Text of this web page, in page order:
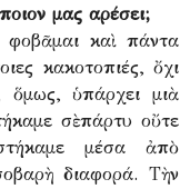
μας αρέσει;
καὶ πάντα
κακοτοπιές, ὄχι
ὅμως, ὑπάρχει μιὰ
σὲ πάρτυ οὔτε
μέσα ἀπὸ
διαφορά. Τὴν